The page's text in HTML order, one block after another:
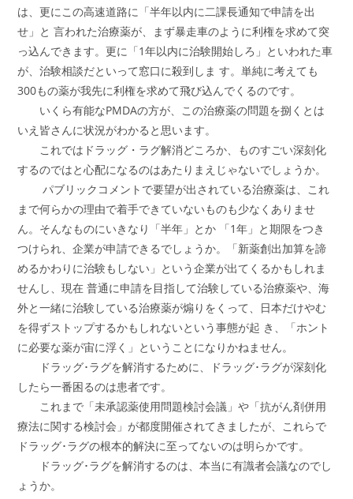
は、更にこの高速道路に「半年以内に二課長通知で申請を出
せ」と 言われた治療薬が、まず暴走車のように利権を求めて突
っ込んできます。更に「1年以内に治験開始しろ」といわれた車
が、治験相談だといって窓口に殺到しま す。単純に考えても
300もの薬が我先に利権を求めて飛び込んでくるのです。
いくら有能なPMDAの方が、この治療薬の問題を捌くとは
いえ皆さんに状況がわかると思います。
これではドラッグ・ラグ解消どころか、ものすごい深刻化
するのではと心配になるのはあたりまえじゃないでしょうか。
パブリックコメントで要望が出されている治療薬は、これ
まで何らかの理由で着手できていないものも少なくありませ
ん。そんなものにいきなり「半年」とか 「1年」と期限をつき
つけられ、企業が申請できるでしょうか。「新薬創出加算を諦
めるかわりに治験もしない」という企業が出てくるかもしれま
せんし、現在 普通に申請を目指して治験している治療薬や、海
外と一緒に治験している治療薬が煽りをくって、日本だけやむ
を得ずストップするかもしれないという事態が起 き、「ホント
に必要な薬が宙に浮く」ということになりかねません。
ドラッグ･ラグを解消するために、ドラッグ･ラグが深刻化
したら一番困るのは患者です。
これまで「未承認薬使用問題検討会議」や「抗がん剤併用
療法に関する検討会」が都度開催されてきましたが、これらで
ドラッグ･ラグの根本的解決に至ってないのは明らかです。
ドラッグ･ラグを解消するのは、本当に有識者会議なのでし
ょうか。